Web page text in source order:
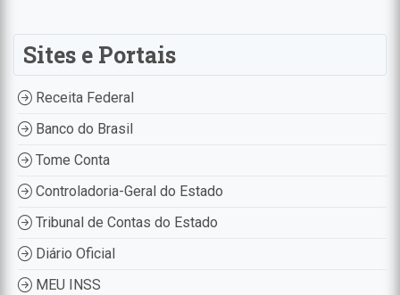
Sites e Portais
Receita Federal
Banco do Brasil
Tome Conta
Controladoria-Geral do Estado
Tribunal de Contas do Estado
Diário Oficial
MEU INSS